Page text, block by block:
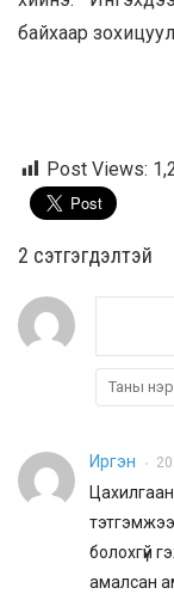
байхаар
Post Views:
2 cэтгэгдэлтэй
Иргэн •
болохгүй
амалсан